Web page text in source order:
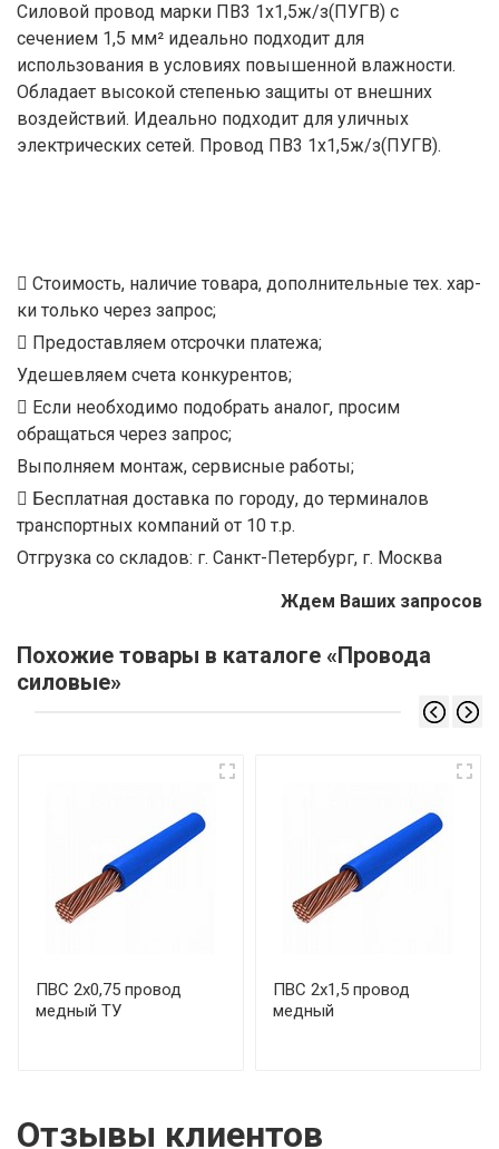
Силовой провод марки ПВ3 1х1,5ж/з(ПУГВ) с
сечением 1,5 мм² идеально подходит для
использования в условиях повышенной влажности.
Обладает высокой степенью защиты от внешних
воздействий. Идеально подходит для уличных
электрических сетей. Провод ПВ3 1х1,5ж/з(ПУГВ).
Стоимость, наличие товара, дополнительные тех. хар-
ки только через запрос;
Предоставляем отсрочки платежа;
Удешевляем счета конкурентов;
Если необходимо подобрать аналог, просим
обращаться через запрос;
Выполняем монтаж, сервисные работы;
Бесплатная доставка по городу, до терминалов
транспортных компаний от 10 т.р.
Отгрузка со складов: г. Санкт-Петербург, г. Москва
Ждем Ваших запросов
Похожие товары в каталоге «Провода
силовые»
ПВС 2х0,75 провод
медный ТУ
ПВС 2х1,5 провод
медный
Отзывы клиентов